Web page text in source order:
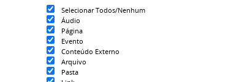
Selecionar Todos/Nenhum
Áudio
Página
Evento
Conteúdo Externo
Arquivo
Pasta